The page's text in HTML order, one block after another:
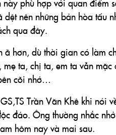
phù hợp với quan điểm
dệt nên những bản hòa tấu
qua đây.
ã hơn, dù thời gian có làm
ta, chị ta, em ta vẫn
cõi nhớ…
Trần Văn Khê khi
đáo. Ông thường nhắc
hôm nay và mai sau.